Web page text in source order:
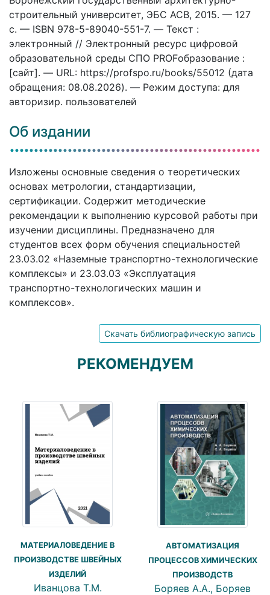
строительный университет, ЭБС АСВ, 2015. — 127
c. — ISBN 978-5-89040-551-7. — Текст :
электронный // Электронный ресурс цифровой
образовательной среды СПО PROFобразование :
[сайт]. — URL: https://profspo.ru/books/55012 (дата
обращения: 08.08.2026). — Режим доступа: для
авторизир. пользователей
Об издании
Изложены основные сведения о теоретических
основах метрологии, стандартизации,
сертификации. Содержит методические
рекомендации к выполнению курсовой работы при
изучении дисциплины. Предназначено для
студентов всех форм обучения специальностей
23.03.02 «Наземные транспортно-технологические
комплексы» и 23.03.03 «Эксплуатация
транспортно-технологических машин и
комплексов».
Скачать библиографическую запись
РЕКОМЕНДУЕМ
МАТЕРИАЛОВЕДЕНИЕ В
ПРОИЗВОДСТВЕ ШВЕЙНЫХ
ИЗДЕЛИЙ
Иванцова Т.М.
АВТОМАТИЗАЦИЯ
ПРОЦЕССОВ ХИМИЧЕСКИХ
ПРОИЗВОДСТВ
Боряев А.А., Боряев